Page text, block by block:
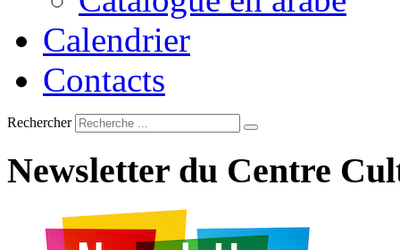
Calendrier
Contacts
Rechercher
Newsletter du Centre